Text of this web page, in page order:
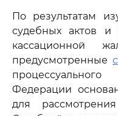
По результатам
судебных актов и
кассационной
предусмотренные
Федерации
для